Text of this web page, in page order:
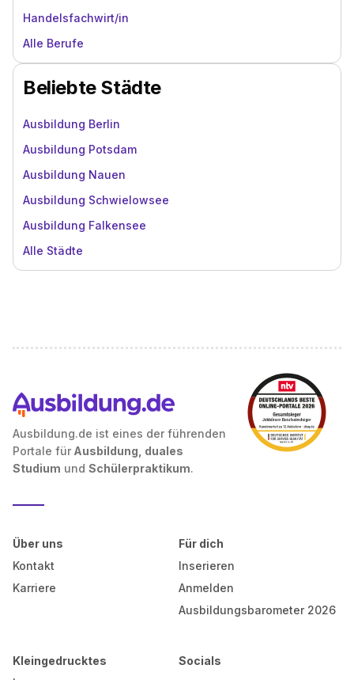
Handelsfachwirt/in
Alle Berufe
Beliebte Städte
Ausbildung Berlin
Ausbildung Potsdam
Ausbildung Nauen
Ausbildung Schwielowsee
Ausbildung Falkensee
Alle Städte
Ausbildung.de ist eines der führenden
Portale für Ausbildung, duales
Studium und Schülerpraktikum.
Über uns
Kontakt
Karriere
Für dich
Inserieren
Anmelden
Ausbildungsbarometer 2026
Kleingedrucktes
Socials